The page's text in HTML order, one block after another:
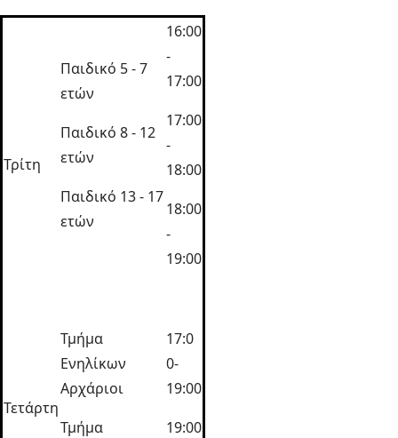
Τρίτη
Παιδικό 5 - 7
ετών
Παιδικό 8 - 12
ετών
Παιδικό 13 - 17
ετών
16:00
-
17:00
17:00
-
18:00
18:00
-
19:00
Τετάρτη
Τμήμα
Ενηλίκων
Αρχάριοι
Τμήμα
17:0
0-
19:00
19:00